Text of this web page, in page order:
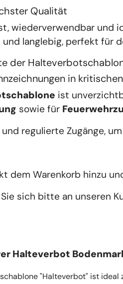
Qualität
wiederverwendbar und
und langlebig, perfekt für
der
in
ist
sowie für
und regulierte Zugänge,
dem Warenkorb hinzu
sich bitte an unseren
Halteverbot
"Halteverbot" ist